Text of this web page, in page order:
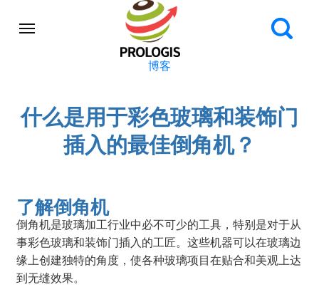
博客
什么是用于彩色玻璃和装饰门
插入的最佳倒角机？
了解倒角机
倒角机是玻璃加工行业中必不可少的工具，特别是对于从
事彩色玻璃和装饰门插入的工匠。这些机器可以在玻璃边
缘上创建独特的角度，使各种玻璃项目在贴合和美观上达
到无缝效果。